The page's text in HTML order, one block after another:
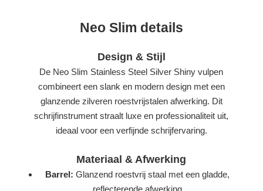
Neo Slim details
Design & Stijl
De Neo Slim Stainless Steel Silver Shiny vulpen
combineert een slank en modern design met een
glanzende zilveren roestvrijstalen afwerking. Dit
schrijfinstrument straalt luxe en professionaliteit uit,
ideaal voor een verfijnde schrijfervaring.
Materiaal & Afwerking
Barrel: Glanzend roestvrij staal met een gladde,